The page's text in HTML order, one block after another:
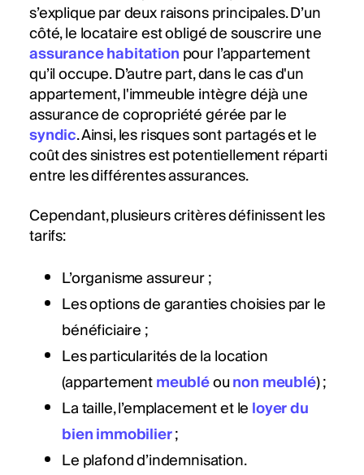
s’explique par deux raisons principales. D’un
côté, le locataire est obligé de souscrire une
assurance habitationpour l’appartement
qu’il occupe. D’autre part, dans le cas d'un
appartement, l'immeuble intègre déjà une
assurance de copropriété gérée par le
syndic. Ainsi, les risques sont partagés et le
coût des sinistres est potentiellement réparti
entre les différentes assurances.
Cependant, plusieurs critères définissent les
tarifs:
L’organisme assureur ;
Les options de garanties choisies par le
bénéficiaire ;
Les particularités de la location
(appartementmeubléounon meublé) ;
La taille, l’emplacement et leloyer du
bien immobilier;
Le plafond d’indemnisation.